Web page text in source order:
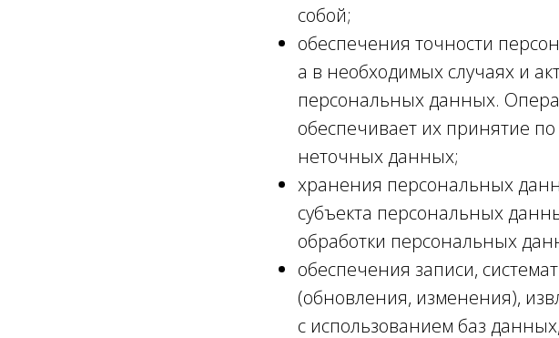
собой;
обеспечения точности
а в необходимых случаях и
персональных данных.
обеспечивает их принятие
неточных данных;
хранения персональных
субъекта персональных
обработки персональных
обеспечения записи,
(обновления, изменения),
с использованием баз